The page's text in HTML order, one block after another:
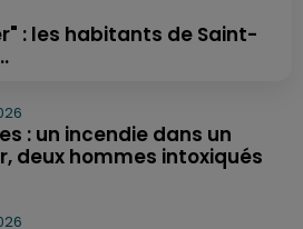
: les habitants de Saint-
: un incendie dans un
deux hommes intoxiqués